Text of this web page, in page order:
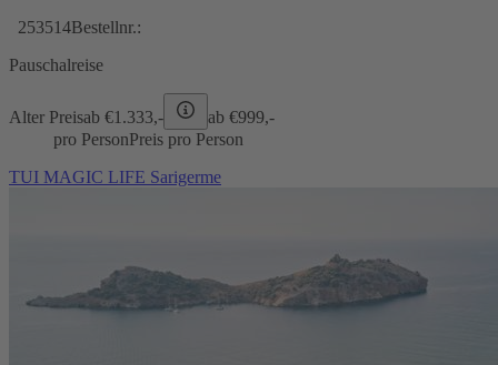
253514Bestellnr.:
Pauschalreise
Alter Preisab €1.333,- ab €999,-
pro PersonPreis pro Person
TUI MAGIC LIFE Sarigerme